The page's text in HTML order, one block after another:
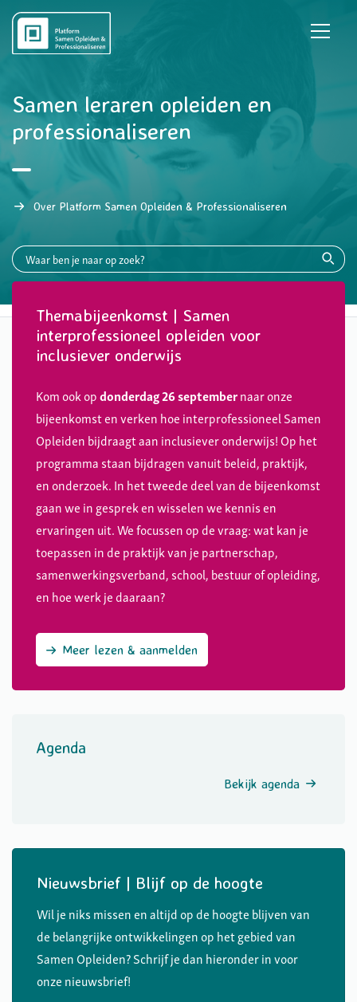
Samen leraren opleiden en
professionaliseren
Over Platform Samen Opleiden & Professionaliseren
Themabijeenkomst | Samen
interprofessioneel opleiden voor
inclusiever onderwijs
Kom ook opdonderdag 26 septembernaar onze
bijeenkomst en verken hoe interprofessioneel Samen
Opleiden bijdraagt aan inclusiever onderwijs! Op het
programma staan bijdragen vanuit beleid, praktijk,
en onderzoek. In het tweede deel van de bijeenkomst
gaan we in gesprek en wisselen we kennis en
ervaringen uit. We focussen op de vraag: wat kan je
toepassen in de praktijk van je partnerschap,
samenwerkingsverband, school, bestuur of opleiding,
en hoe werk je daaraan?
Meer lezen & aanmelden
Agenda
Bekijk agenda
Nieuwsbrief | Blijf op de hoogte
Wil je niks missen en altijd op de hoogte blijven van
de belangrijke ontwikkelingen op het gebied van
Samen Opleiden? Schrijf je dan hieronder in voor
onze nieuwsbrief!